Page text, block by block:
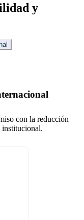
y
con la reducción
institucional.